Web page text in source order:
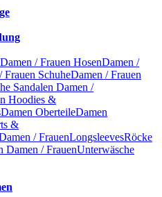
Damen / Frauen HosenDamen /
Frauen SchuheDamen / Frauen
Sandalen Damen /
Hoodies &
Damen OberteileDamen
&
/ FrauenLongsleevesRöcke
Damen / FrauenUnterwäsche